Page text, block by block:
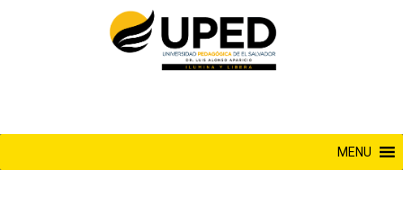
MENU